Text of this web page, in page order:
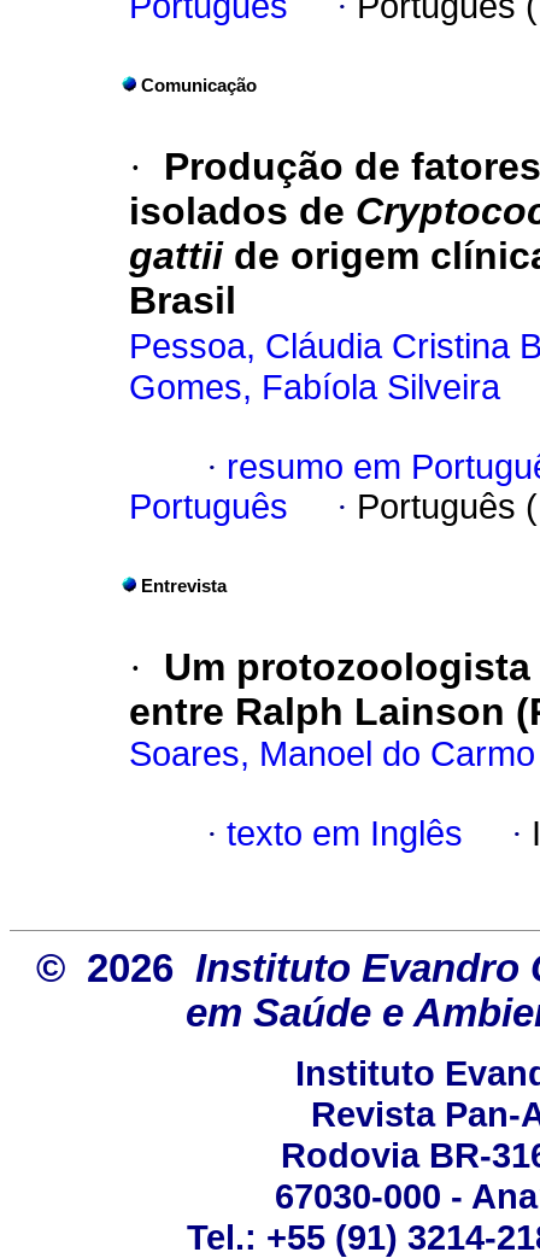
Comunicação
·
Produção de
isolados de
gattii de origem
Brasil
Pessoa, Cláudia Cristina
Gomes, Fabíola Silveira
· resumo em
Português
· Português
Entrevista
·
Um
entre Ralph Lainson
Soares, Manoel do
· texto em Inglês ·
© 2026 Instituto Evandro
em Saúde e
Instituto
Revista Pan-
Rodovia BR-
67030-000 -
Tel.: +55 (91) 3214-